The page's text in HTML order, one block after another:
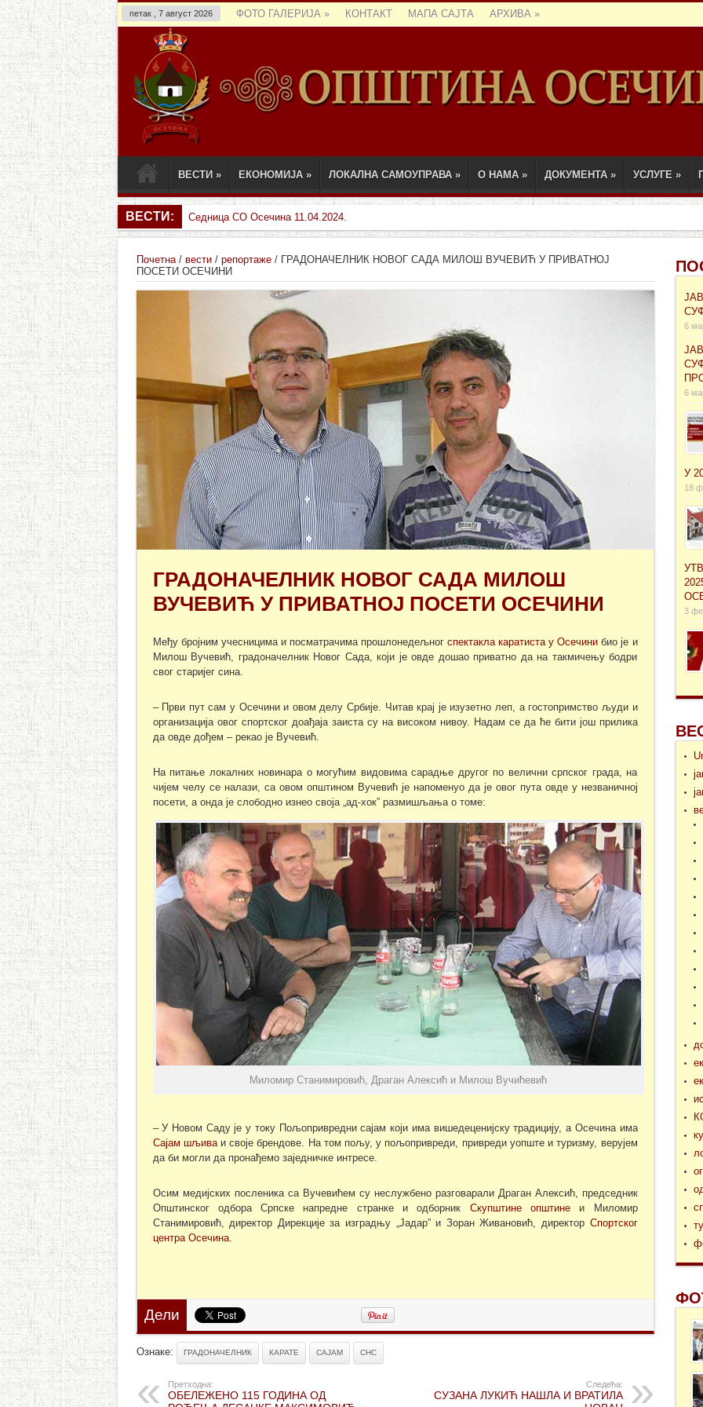
петак , 7 август 2026 ФОТО ГАЛЕРИЈА » КОНТАКТ МАПА САЈТА АРХИВА »
ВЕСТИ » ЕКОНОМИЈА » ЛОКАЛНА САМОУПРАВА » О НАМА » ДОКУМЕНТА » УСЛУГЕ »
ВЕСТИ: Пренос седнице СО Осечин
Почетна/ вести/ репортаже/ ГРАДОНАЧЕЛНИК НОВОГ САДА МИЛОШ ВУЧЕВИЋ У ПРИВАТНОЈ
ПОСЕТИ ОСЕЧИНИ
ГРАДОНАЧЕЛНИК НОВОГ САДА МИЛОШ
ВУЧЕВИЋ У ПРИВАТНОЈ ПОСЕТИ ОСЕЧИНИ
Међу бројним учесницима и посматрачима прошлонедељног спектакла каратиста у Осечини био је и
Милош Вучевић, градоначелник Новог Сада, који је овде дошао приватно да на такмичењу бодри
свог старијег сина.
– Први пут сам у Осечини и овом делу Србије. Читав крај је изузетно леп, а гостопримство људи и
организација овог спортског доађаја заиста су на високом нивоу. Надам се да ће бити још прилика
да овде дођем – рекао је Вучевић.
На питање локалних новинара о могућим видовима сарадње другог по велични српског града, на
чијем челу се налази, са овом општином Вучевић је напоменуо да је овог пута овде у незваничној
посети, а онда је слободно изнео своја „ад-хок” размишљања о томе:
Миломир Станимировић, Драган Алексић и Милош Вучићевић
– У Новом Саду је у току Пољопривредни сајам који има вишедеценијску традицију, а Осечина има
Сајам шљиваи своје брендове. На том пољу, у пољопривреди, привреди уопште и туризму, верујем
да би могли да пронађемо заједничке интресе.
Осим медијских посленика са Вучевићем су неслужбено разговарали Драган Алексић, председник
Општинског одбора Српске напредне странке и одборник Скупштине општинеи Миломир
Станимировић, директор Дирекције за изградњу „Јадар” и Зоран Живановић, директор Спортског
центра Осечина.
Дели
Ознаке: ГРАДОНАЧЕЛНИК КАРАТЕ САЈАМ СНС
Претходна:
ОБЕЛЕЖЕНО 115 ГОДИНА ОД
Следећа:
СУЗАНА ЛУКИЋ НАШЛА И ВРАТИЛА
6
6
У
18
3